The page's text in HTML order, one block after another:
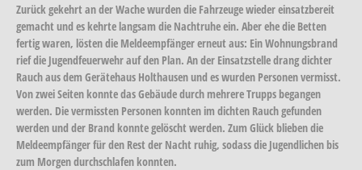
Zurück gekehrt an der Wache wurden die Fahrzeuge wieder einsatzbereit
gemacht und es kehrte langsam die Nachtruhe ein. Aber ehe die Betten
fertig waren, lösten die Meldeempfänger erneut aus: Ein Wohnungsbrand
rief die Jugendfeuerwehr auf den Plan. An der Einsatzstelle drang dichter
Rauch aus dem Gerätehaus Holthausen und es wurden Personen vermisst.
Von zwei Seiten konnte das Gebäude durch mehrere Trupps begangen
werden. Die vermissten Personen konnten im dichten Rauch gefunden
werden und der Brand konnte gelöscht werden. Zum Glück blieben die
Meldeempfänger für den Rest der Nacht ruhig, sodass die Jugendlichen bis
zum Morgen durchschlafen konnten.